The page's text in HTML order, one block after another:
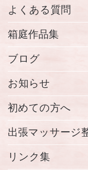
よくある質問
箱庭作品集
ブログ
お知らせ
初めての方へ
出張マッサージ
リンク集